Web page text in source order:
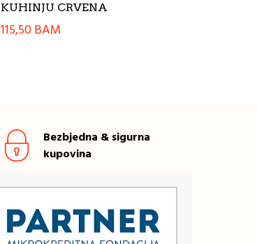
KUHINJU CRVENA
115,50BAM
Bezbjedna & sigurna
kupovina